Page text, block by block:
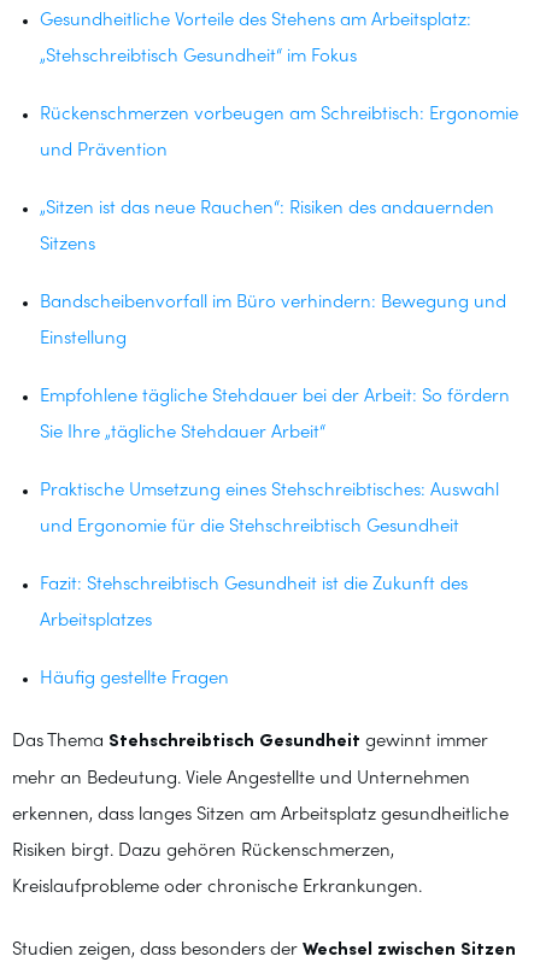
Gesundheitliche Vorteile des Stehens am Arbeitsplatz:
„Stehschreibtisch Gesundheit“ im Fokus
Rückenschmerzen vorbeugen am Schreibtisch: Ergonomie
und Prävention
„Sitzen ist das neue Rauchen“: Risiken des andauernden
Sitzens
Bandscheibenvorfall im Büro verhindern: Bewegung und
Einstellung
Empfohlene tägliche Stehdauer bei der Arbeit: So fördern
Sie Ihre „tägliche Stehdauer Arbeit“
Praktische Umsetzung eines Stehschreibtisches: Auswahl
und Ergonomie für die Stehschreibtisch Gesundheit
Fazit: Stehschreibtisch Gesundheit ist die Zukunft des
Arbeitsplatzes
Häufig gestellte Fragen
Das Thema Stehschreibtisch Gesundheit gewinnt immer
mehr an Bedeutung. Viele Angestellte und Unternehmen
erkennen, dass langes Sitzen am Arbeitsplatz gesundheitliche
Risiken birgt. Dazu gehören Rückenschmerzen,
Kreislaufprobleme oder chronische Erkrankungen.
Studien zeigen, dass besonders der Wechsel zwischen Sitzen